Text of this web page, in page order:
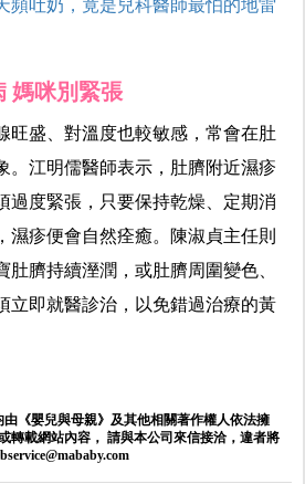
頻吐奶，竟是兒科醫師最怕的地雷
媽咪別緊張
旺盛、對溫度也較敏感，常會在肚
。江明儒醫師表示，肚臍附近濕疹
過度緊張，只要保持乾燥、定期消
濕疹便會自然痊癒。陳淑貞主任則
肚臍持續溼潤，或肚臍周圍變色、
立即就醫診治，以免錯過治療的黃
《嬰兒與母親》及其他相關著作權人依法擁
轉載網站內容， 請與本公司來信接洽，違者將